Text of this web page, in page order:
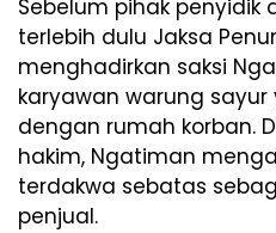
Sebelum pihak penyidik
terlebih dulu Jaksa
menghadirkan saksi
karyawan warung
dengan rumah korban.
hakim, Ngatiman
terdakwa sebatas
penjual.